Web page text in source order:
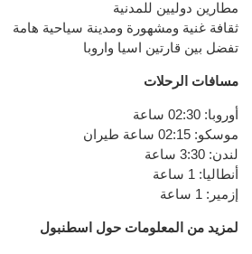
مطارين دوليين للمدنية
ثقافة غنية ومشهورة ومدينة سياحية هامة
تفضل بين قارتين اسيا واروبا
مسافات الرحلات
أوروبا:
02:30 ساعة
موسكو:
02:15 ساعة طيران
لندن:
3:30 ساعة
أنطاليا:
1 ساعة
إزمير :
1 ساعة
لمزيد من المعلومات حول اسطنبول